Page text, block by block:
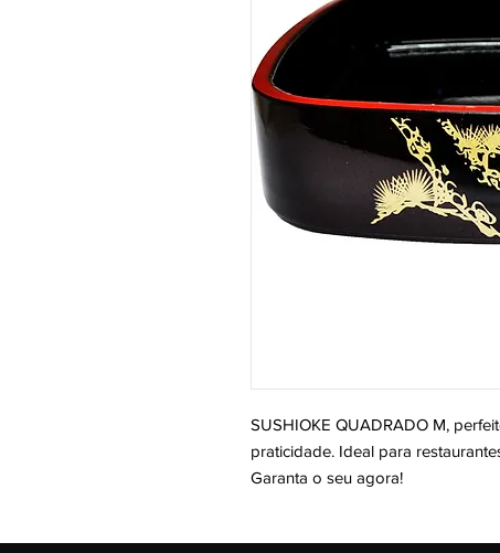
SUSHIOKE QUADRADO M,
praticidade. Ideal para
Garanta o seu agora!